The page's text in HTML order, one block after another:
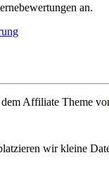
an.
Affiliate Theme
wir kleine